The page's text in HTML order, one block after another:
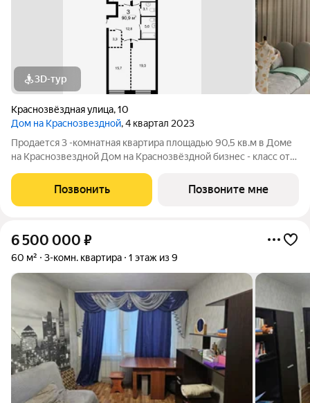
3D-тур
Краснозвёздная улица,10
Дом на Краснозвездной, 4 квартал 2023
Продается 3 -комнатная квартира площадью 90,5 кв.м в Доме
на Краснозвездной Дом на Краснозвёздной бизнес - класс от
Огороженная территория двора с круглосуточным
видеонаблюдением. Подземный теплый
Позвонить Позвоните мне
6 500 000 ₽
60 м² 3-комн. квартира 1 этаж из 9